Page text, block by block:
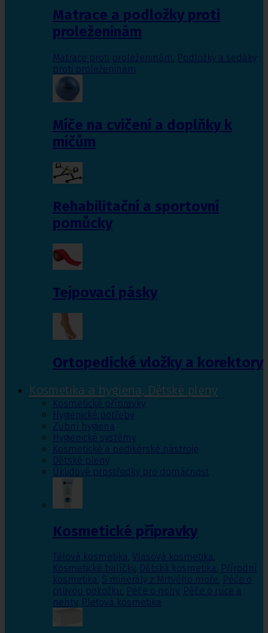
Matrace a podložky proti
proleženinám
Matrace proti proleženinám, Podložky a sedáky
proti proleženinám
Míče na cvičení a doplňky k
míčům
Rehabilitační a sportovní
pomůcky
Tejpovací pásky
Ortopedické vložky a korektory
Kosmetika a hygiena, Dětské pleny
Kosmetické přípravky
Hygienické potřeby
Zubní hygiena
Hygienické systémy
Kosmetické a pedikérské nástroje
Dětské pleny
Úklidové prostředky pro domácnost
Kosmetické přípravky
Tělová kosmetika, Vlasová kosmetika,
Kosmetické balíčky, Dětská kosmetika, Přírodní
kosmetika, S minerály z Mrtvého moře, Péče o
citlivou pokožku, Péče o nohy, Péče o ruce a
nehty, Pleťová kosmetika